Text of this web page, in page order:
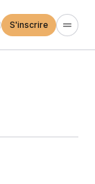
S'inscrire